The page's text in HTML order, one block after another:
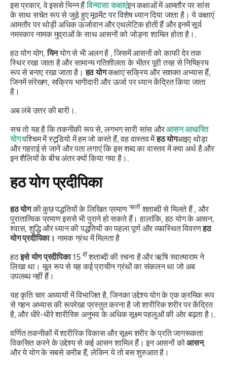
इस प्रकार, वे इससे भिन्न हैंविन्यासाकक्षाएंइन कक्षाओं में आमतौर पर सांस
के साथ सचेत रूप से जुड़े हुए मूवमेंट पर विशेष ध्यान दिया जाता है। ये कक्षाएं
आमतौर पर थोड़ी अधिक ऊर्जावान और एथलेटिक होती हैं और इनमें सूर्य
नमस्कार नामक मुद्राओं के साथ आसनों को जोड़ना शामिल होता है।.
हठ योग योग,यिनयोग से भी अलग है , जिसमें आसनों को काफी देर तक
स्थिर रखा जाता है और सामान्य गतिशीलता के भीतर पूरी तरह से निष्क्रिय
रूप से बनाए रखा जाता है।हठ योगकक्षाएं सक्रिय और सशक्त अभ्यास हैं,
जिनमें संरेखण, सक्रिय भागीदारी और ऊर्जा पर ध्यान केंद्रित किया जाता
है।
अब लंबे उत्तर की बारी।.
सच तो यह है कि तकनीकी रूप से, लगभग सारी सांस औरआसन आधारित
योगपश्चिम में स्टूडियो में हम जो करते हैं, वह वास्तव मेंहठ योगआइए थोड़ा
और गहराई से जानें और पता लगाएं कि इस शब्द का वास्तव में क्या अर्थ है और
इन शैलियों के बीच अंतर क्यों किया गया है।.
हठ योगप्रदीपिका
हठयोगकी कुछ पद्धतियों के लिखित प्रमाण पहलीशताब्दी से मिलते हैं , और
पुरातात्विक प्रमाण इससे भी पुराने हो सकते हैं। हालांकि, हठ योग के आसन,
श्वास, शुद्धि और ध्यान की पद्धतियों का पहला पूर्ण और व्यवस्थित विवरणहठ
योगप्रदीपिका। नामक ग्रंथ में मिलता है
हठइसेयोगप्रदीपिका15 वींशताब्दी की रचना है और ऋषि स्वात्माराम ने
लिखा था। मूल रूप से यह कई प्राचीन ग्रंथों का संकलन था जो अब
उपलब्ध नहीं हैं।
यह कृति चार अध्यायों में विभाजित है, जिनका उद्देश्य योग के एक क्रमिक रूप
से गहन अभ्यास की रूपरेखा प्रस्तुत करना है जो शारीरिक शरीर पर केंद्रित
है, और धीरे-धीरे शारीरिक अनुभव के अधिक सूक्ष्म पहलुओं की ओर बढ़ता है।.
वर्णित तकनीकों में शारीरिक विकास और सूक्ष्म शरीर के प्रति जागरूकता
विकसित करने के उद्देश्य से कई आसन शामिल हैं। इन आसनों कोआसन,
और ये योग के सबसे करीब हैं, लेकिन ये तो बस शुरुआत है।